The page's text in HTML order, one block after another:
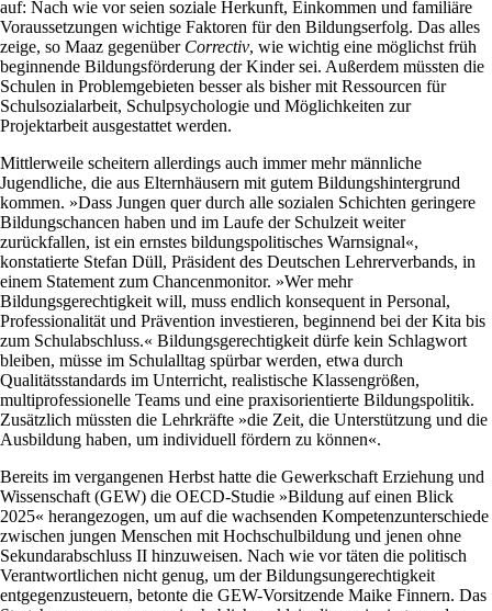
auf: Nach wie vor seien soziale Herkunft, Einkommen und familiäre
Voraussetzungen wichtige Faktoren für den Bildungserfolg. Das alles
zeige, so Maaz gegenüber Correctiv, wie wichtig eine möglichst früh
beginnende Bildungsförderung der Kinder sei. Außerdem müssten die
Schulen in Problemgebieten besser als bisher mit Ressourcen für
Schulsozialarbeit, Schulpsychologie und Möglichkeiten zur
Projektarbeit ausgestattet werden.
Mittlerweile scheitern allerdings auch immer mehr männliche
Jugendliche, die aus Elternhäusern mit gutem Bildungshintergrund
kommen. »Dass Jungen quer durch alle sozialen Schichten geringere
Bildungschancen haben und im Laufe der Schulzeit weiter
zurückfallen, ist ein ernstes bildungspolitisches Warnsignal«,
konstatierte Stefan Düll, Präsident des Deutschen Lehrerverbands, in
einem Statement zum Chancenmonitor. »Wer mehr
Bildungsgerechtigkeit will, muss endlich konsequent in Personal,
Professionalität und Prävention investieren, beginnend bei der Kita bis
zum Schulabschluss.« Bildungsgerechtigkeit dürfe kein Schlagwort
bleiben, müsse im Schulalltag spürbar werden, etwa durch
Qualitätsstandards im Unterricht, realistische Klassengrößen,
multiprofessionelle Teams und eine praxisorientierte Bildungspolitik.
Zusätzlich müssten die Lehrkräfte »die Zeit, die Unterstützung und die
Ausbildung haben, um individuell fördern zu können«.
Bereits im vergangenen Herbst hatte die Gewerkschaft Erziehung und
Wissenschaft (GEW) die OECD-Studie »Bildung auf einen Blick
2025« herangezogen, um auf die wachsenden Kompetenzunterschiede
zwischen jungen Menschen mit Hochschulbildung und jenen ohne
Sekundarabschluss II hinzuweisen. Nach wie vor täten die politisch
Verantwortlichen nicht genug, um der Bildungsungerechtigkeit
entgegenzusteuern, betonte die GEW-Vorsitzende Maike Finnern. Das